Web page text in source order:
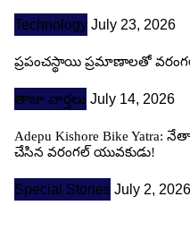
Technology July 23, 2026
ప్రపంచస్థాయి ప్రమాణాలతో
తాజా వార్తలు July 14, 2026
Adepu Kishore Bike Yatra:
చేసిన వరంగల్ యువకుడు!
Special Stories July 2, 2026